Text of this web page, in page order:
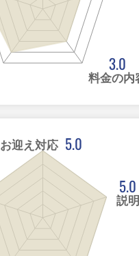
3.0
料金の内
お迎え対応 5.0
5.0
説明